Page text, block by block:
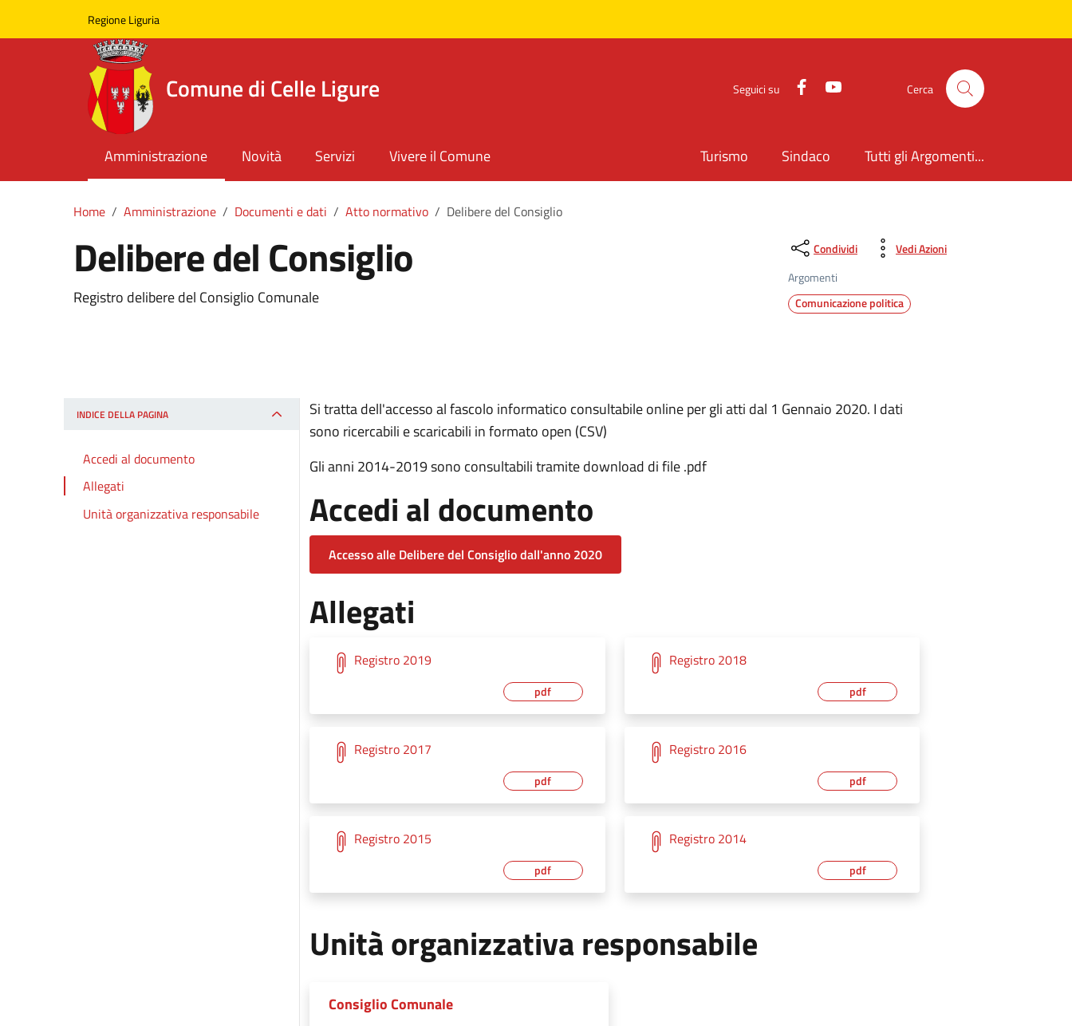
Regione Liguria
Comune di Celle Ligure Seguici su Facebook Cerca
Amministrazione Novità Servizi Vivere il Comune Turismo Sindaco Tutti gli Argomenti...
Home Amministrazione Documenti e dati Atto normativo Delibere del Consiglio
Delibere del Consiglio
Registro delibere del Consiglio Comunale
Condividi
Vedi Azioni
Argomenti
Comunicazione politica
INDICE DELLA PAGINA
Accedi al documento
Allegati
Unità organizzativa responsabile
Si tratta dell'accesso al fascolo informatico consultabile online per gli atti dal 1 Gennaio 2020. I dati
sono ricercabili e scaricabili in formato open (CSV)
Gli anni 2014-2019 sono consultabili tramite download di file .pdf
Accedi al documento
Accesso alle Delibere del Consiglio dall'anno 2020
Allegati
Registro 2019
pdf
Registro 2018
pdf
Registro 2017
pdf
Registro 2016
pdf
Registro 2015
pdf
Registro 2014
pdf
Unità organizzativa responsabile
Consiglio Comunale